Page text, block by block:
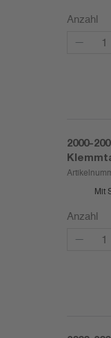
Anzahl
2000-
Mit
Anzahl